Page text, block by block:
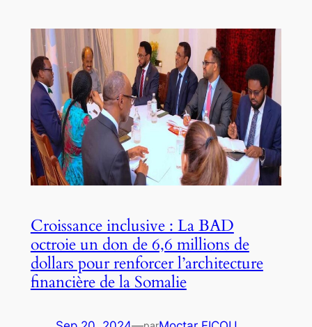
Croissance inclusive : La BAD
octroie un don de 6,6 millions de
dollars pour renforcer l’architecture
financière de la Somalie